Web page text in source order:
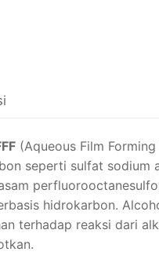
(Aqueous Film
seperti sulfat sodium
hidrokarbon.
terhadap reaksi dari